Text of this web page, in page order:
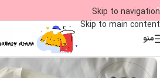
Skip to navigation
Skip to main content
09
منو